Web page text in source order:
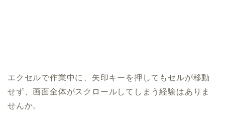
エクセルで作業中に、矢印キーを押してもセルが移動
せず、画面全体がスクロールしてしまう経験はありま
せんか。